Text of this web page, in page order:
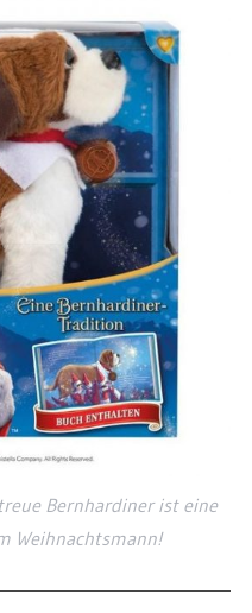
Bernhardiner ist eine
Weihnachtsmann!